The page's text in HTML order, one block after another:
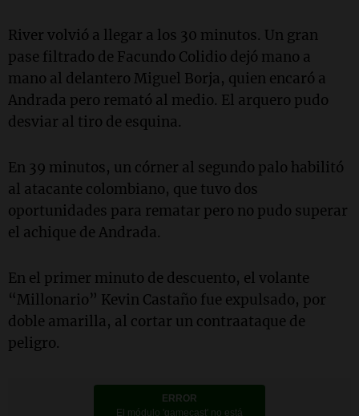
River volvió a llegar a los 30 minutos. Un gran
pase filtrado de Facundo Colidio dejó mano a
mano al delantero Miguel Borja, quien encaró a
Andrada pero remató al medio. El arquero pudo
desviar al tiro de esquina.
En 39 minutos, un córner al segundo palo habilitó
al atacante colombiano, que tuvo dos
oportunidades para rematar pero no pudo superar
el achique de Andrada.
En el primer minuto de descuento, el volante
“Millonario” Kevin Castaño fue expulsado, por
doble amarilla, al cortar un contraataque de
peligro.